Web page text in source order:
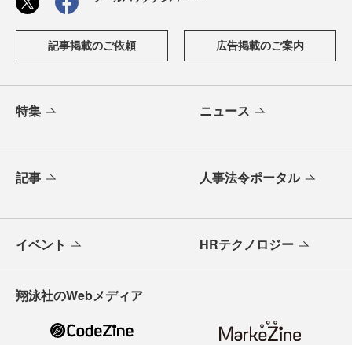
記事掲載のご依頼 広告掲載のご案内
特集 ニュース
記事 人事法令ポータル
イベント HRテクノロジー
翔泳社のWebメディア